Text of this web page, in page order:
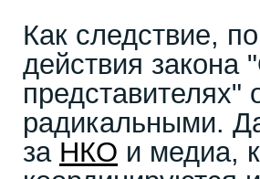
Как следствие,
действия закона
представителях"
радикальными.
за НКО и медиа,